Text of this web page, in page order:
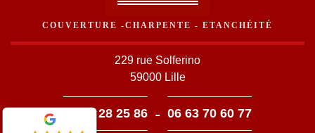
COUVERTURE -CHARPENTE - ETANCHÉITÉ
229 rue Solferino
59000 Lille
03 59 28 25 86 - 06 63 70 60 77